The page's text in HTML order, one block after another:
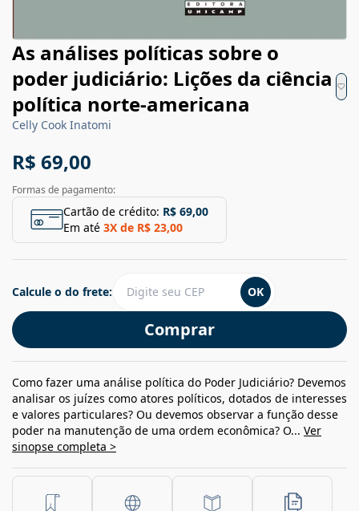
As análises políticas sobre o
poder judiciário: Lições da ciência
política norte-americana
Celly Cook Inatomi
R$ 69,00
Formas de pagamento:
Cartão de crédito: R$ 69,00
Em até 3X de R$ 23,00
Comprar
Calcule o do frete: OK
Como fazer uma análise política do Poder Judiciário? Devemos
analisar os juízes como atores políticos, dotados de interesses
e valores particulares? Ou devemos observar a função desse
poder na manutenção de uma ordem econômica? O... Ver
sinopse completa >